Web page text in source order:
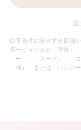
選
以下条件に該当する店舗
第一ジャンルが「洋食」
ー」、「スープ」、「
他）」または「ハンバ